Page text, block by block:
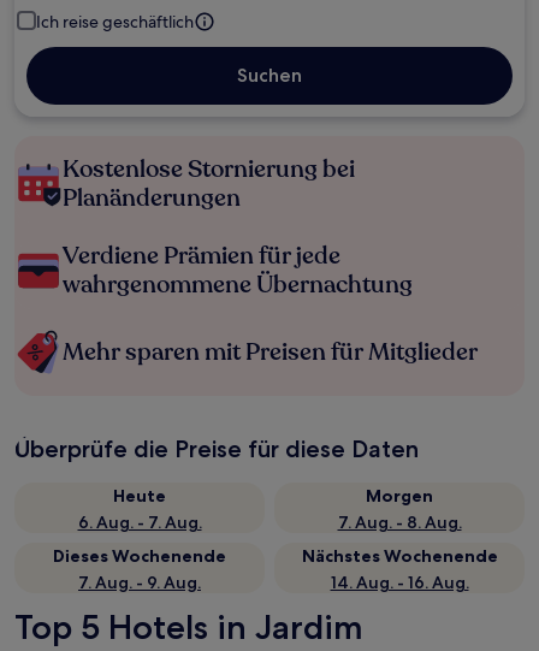
Ich reise geschäftlich
Suchen
Kostenlose Stornierung bei
Planänderungen
Verdiene Prämien für jede
wahrgenommene Übernachtung
Mehr sparen mit Preisen für Mitglieder
Überprüfe die Preise für diese Daten
Heute
6. Aug. - 7. Aug.
Morgen
7. Aug. - 8. Aug.
Dieses Wochenende
7. Aug. - 9. Aug.
Nächstes Wochenende
14. Aug. - 16. Aug.
Top 5 Hotels in Jardim